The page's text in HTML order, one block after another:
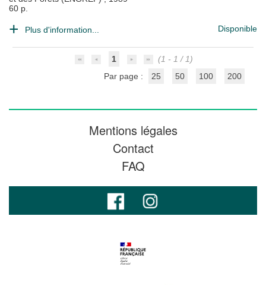
60 p.
Plus d'information... Disponible
1
(1 - 1 / 1)
Par page :
25 50 100 200
Mentions légales
Contact
FAQ